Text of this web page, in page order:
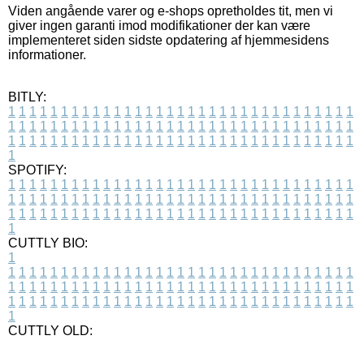
Viden angående varer og e-shops opretholdes tit, men vi
giver ingen garanti imod modifikationer der kan være
implementeret siden sidste opdatering af hjemmesidens
informationer.
BITLY:
1 1 1 1 1 1 1 1 1 1 1 1 1 1 1 1 1 1 1 1 1 1 1 1 1 1 1 1 1 1 1 1 1
1 1 1 1 1 1 1 1 1 1 1 1 1 1 1 1 1 1 1 1 1 1 1 1 1 1 1 1 1 1 1 1 1
1 1 1 1 1 1 1 1 1 1 1 1 1 1 1 1 1 1 1 1 1 1 1 1 1 1 1 1 1 1 1 1 1
1
SPOTIFY:
1 1 1 1 1 1 1 1 1 1 1 1 1 1 1 1 1 1 1 1 1 1 1 1 1 1 1 1 1 1 1 1 1
1 1 1 1 1 1 1 1 1 1 1 1 1 1 1 1 1 1 1 1 1 1 1 1 1 1 1 1 1 1 1 1 1
1 1 1 1 1 1 1 1 1 1 1 1 1 1 1 1 1 1 1 1 1 1 1 1 1 1 1 1 1 1 1 1 1
1
CUTTLY BIO:
1
1 1 1 1 1 1 1 1 1 1 1 1 1 1 1 1 1 1 1 1 1 1 1 1 1 1 1 1 1 1 1 1 1
1 1 1 1 1 1 1 1 1 1 1 1 1 1 1 1 1 1 1 1 1 1 1 1 1 1 1 1 1 1 1 1 1
1 1 1 1 1 1 1 1 1 1 1 1 1 1 1 1 1 1 1 1 1 1 1 1 1 1 1 1 1 1 1 1 1
1
CUTTLY OLD: